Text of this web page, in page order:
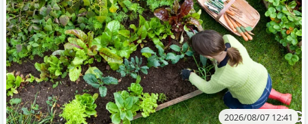
2026/08/07 12:41